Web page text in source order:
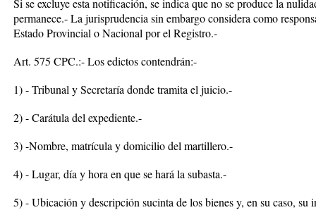
Si se excluye esta notificación, se indica que no se produce la
permanece.- La jurisprudencia sin embargo considera como
Estado Provincial o Nacional por el Registro.-
Art. 575 CPC.:- Los edictos contendrán:-
1) - Tribunal y Secretaría donde tramita el juicio.-
2) - Carátula del expediente.-
3) -Nombre, matrícula y domicilio del martillero.-
4) - Lugar, día y hora en que se hará la subasta.-
5) - Ubicación y descripción sucinta de los bienes y, en su caso, su